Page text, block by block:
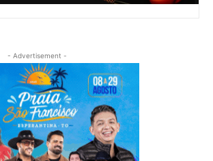
- Advertisement -